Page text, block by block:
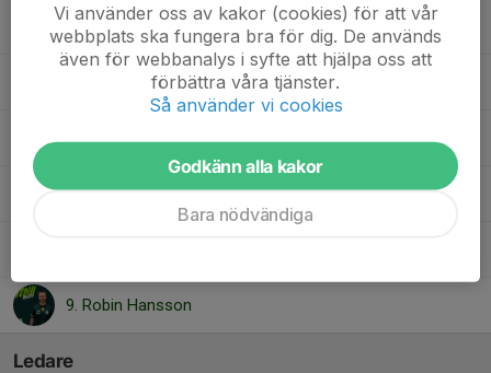
Lucas Ljungström
Martin Olsson
Niklas Pedersen
1. Oskar Gudmundsson
9. Robin Hansson
Ledare
Vi använder oss av kakor (cookies) för att vår
webbplats ska fungera bra för dig. De används
även för webbanalys i syfte att hjälpa oss att
förbättra våra tjänster.
Så använder vi cookies
Godkänn alla kakor
Bara nödvändiga